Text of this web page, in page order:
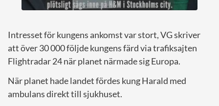
Intresset för kungens ankomst var stort, VG skriver
att över 30 000 följde kungens färd via trafiksajten
Flightradar 24 när planet närmade sig Europa.
När planet hade landet fördes kung Harald med
ambulans direkt till sjukhuset.